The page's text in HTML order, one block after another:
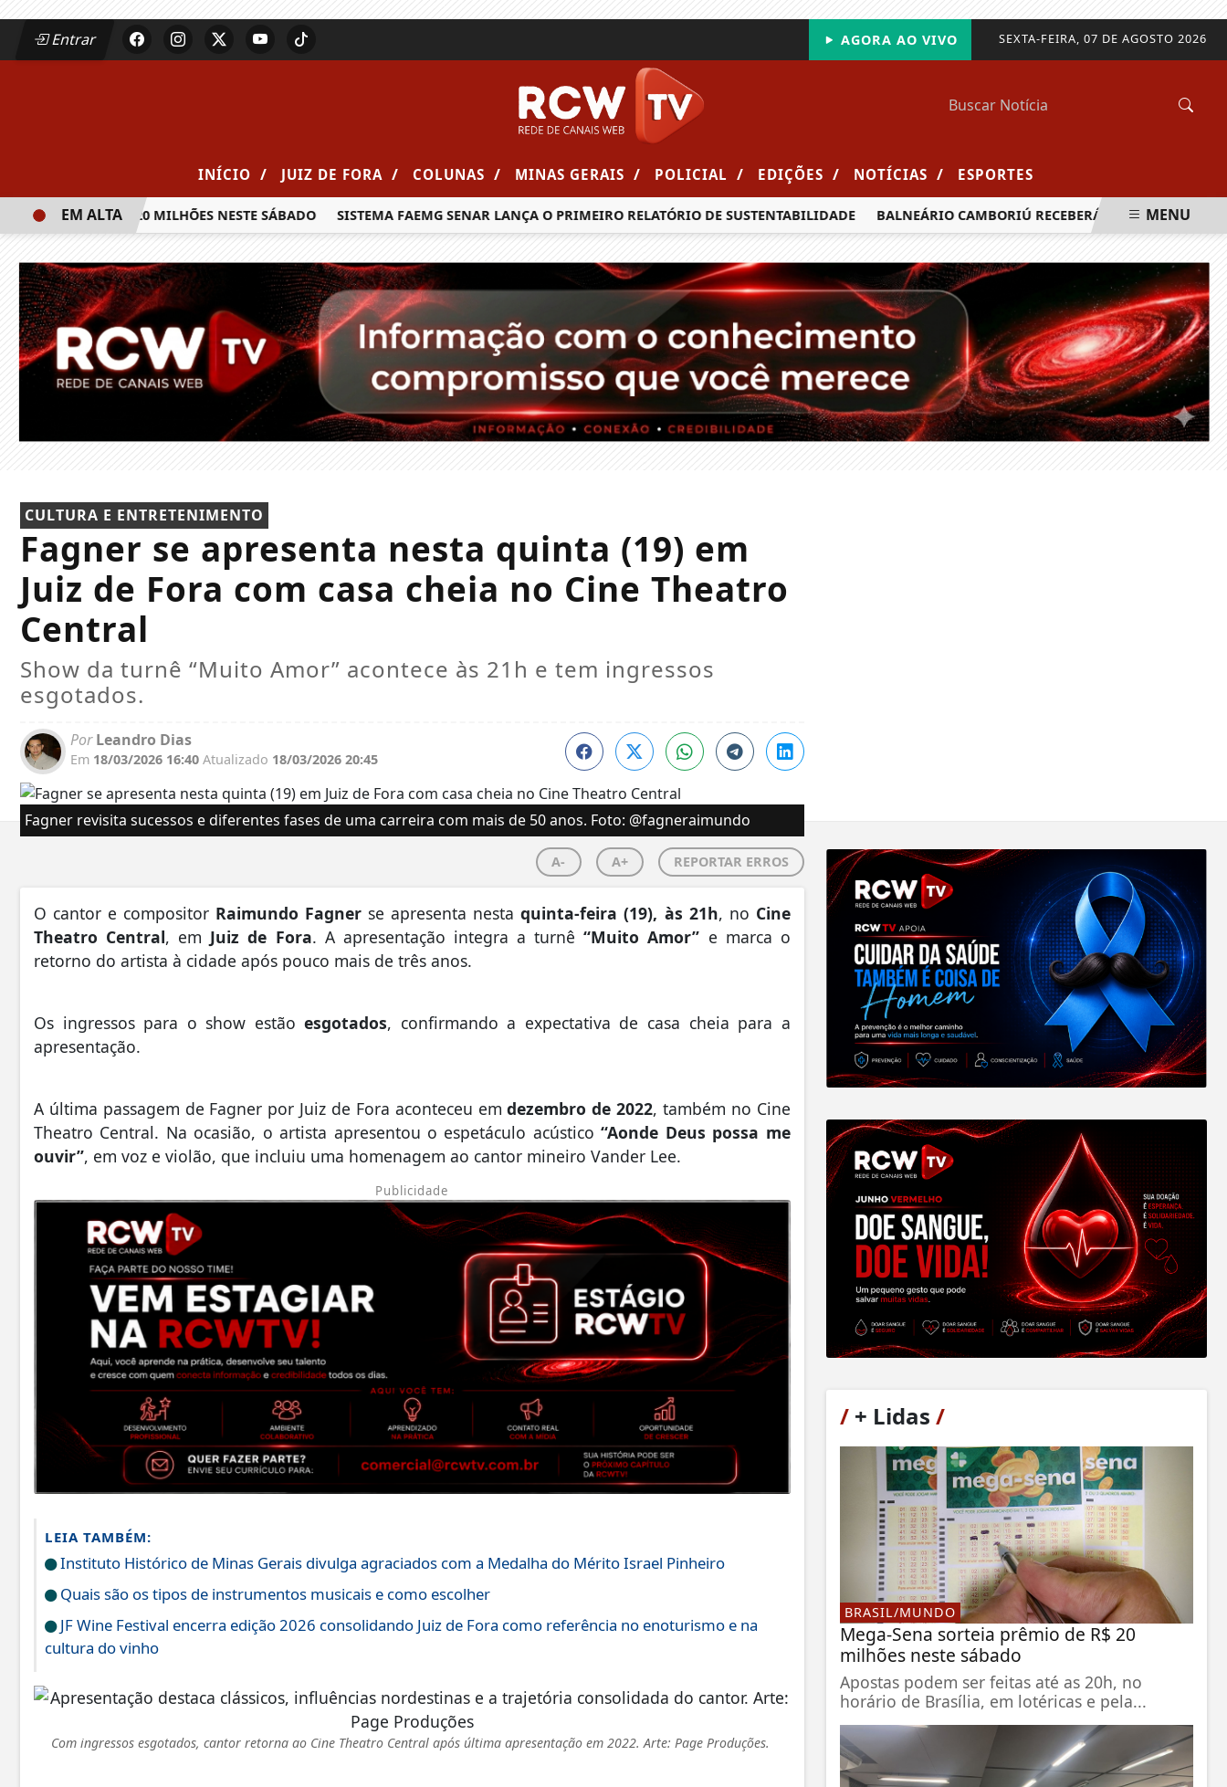
Entrar SEXTA-FEIRA, 07 DE AGOSTO 2026
AGORA AO VIVO
INÍCIO / JUIZ DE FORA / COLUNAS / MINAS GERAIS / POLICIAL / EDIÇÕES / NOTÍCIAS / ESPORTES
DE R$ 20 MILHÕES NESTE SÁBADO SISTEMA FAEMG SENAR LANÇA O PRIMEIRO RELATÓRIO DE SUSTENTABILIDADE BALNEÁRIO CAMBORIÚ RECEBERÁ MAIS DE 120
EM ALTA MENU
CULTURA E ENTRETENIMENTO
Fagner se apresenta nesta quinta (19) em
Juiz de Fora com casa cheia no Cine Theatro
Central
Show da turnê “Muito Amor” acontece às 21h e tem ingressos
esgotados.
PorLeandro Dias
Em 18/03/2026 16:40 Atualizado 18/03/2026 20:45
Fagner revisita sucessos e diferentes fases de uma carreira com mais de 50 anos. Foto: @fagneraimundo
A- A+ REPORTAR ERROS
O cantor e compositor Raimundo Fagner se apresenta nestaquinta-feira (19), às 21h, no Cine
Theatro Central, em Juiz de Fora. A apresentação integra a turnê“Muito Amor” e marca o
retorno do artista à cidade após pouco mais de três anos.
Os ingressos para o show estãoesgotados, confirmando a expectativa de casa cheia para a
apresentação.
A última passagem de Fagner por Juiz de Fora aconteceu emdezembro de 2022, também no Cine
Theatro Central. Na ocasião, o artista apresentou o espetáculo acústico “Aonde Deus possa me
ouvir”, em voz e violão, que incluiu uma homenagem ao cantor mineiro Vander Lee.
Publicidade
LEIA TAMBÉM:
Instituto Histórico de Minas Gerais divulga agraciados com a Medalha do Mérito Israel Pinheiro
Quais são os tipos de instrumentos musicais e como escolher
JF Wine Festival encerra edição 2026 consolidando Juiz de Fora como referência no enoturismo e na
cultura do vinho
Com ingressos esgotados, cantor retorna ao Cine Theatro Central após última apresentação em 2022. Arte: Page Produções.
/+ Lidas /
BRASIL/MUNDO
Mega-Sena sorteia prêmio de R$ 20
milhões neste sábado
Apostas podem ser feitas até as 20h, no
horário de Brasília, em lotéricas e pela...